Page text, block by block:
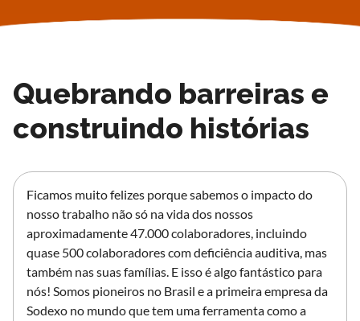
Quebrando barreiras e
construindo histórias
Ficamos muito felizes porque sabemos o impacto do
nosso trabalho não só na vida dos nossos
aproximadamente 47.000 colaboradores, incluindo
quase 500 colaboradores com deficiência auditiva, mas
também nas suas famílias. E isso é algo fantástico para
nós! Somos pioneiros no Brasil e a primeira empresa da
Sodexo no mundo que tem uma ferramenta como a